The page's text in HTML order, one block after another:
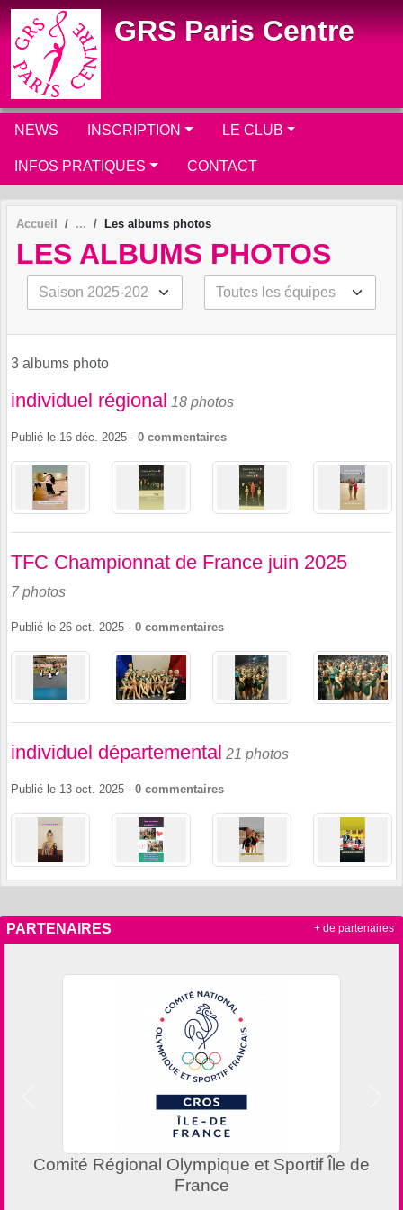
GRS Paris Centre
NEWS INSCRIPTION LE CLUB
INFOS PRATIQUES CONTACT
Accueil Les albums photos
LES ALBUMS PHOTOS
3 albums photo
individuel régional 18 photos
Publié le 16 déc. 2025 - 0 commentaires
TFC Championnat de France juin 2025
7 photos
Publié le 26 oct. 2025 - 0 commentaires
individuel départemental 21 photos
Publié le 13 oct. 2025 - 0 commentaires
PARTENAIRES
Comité Régional Olympique et Sportif Île de
France
+ de partenaires
Panneau de gestion des cookies